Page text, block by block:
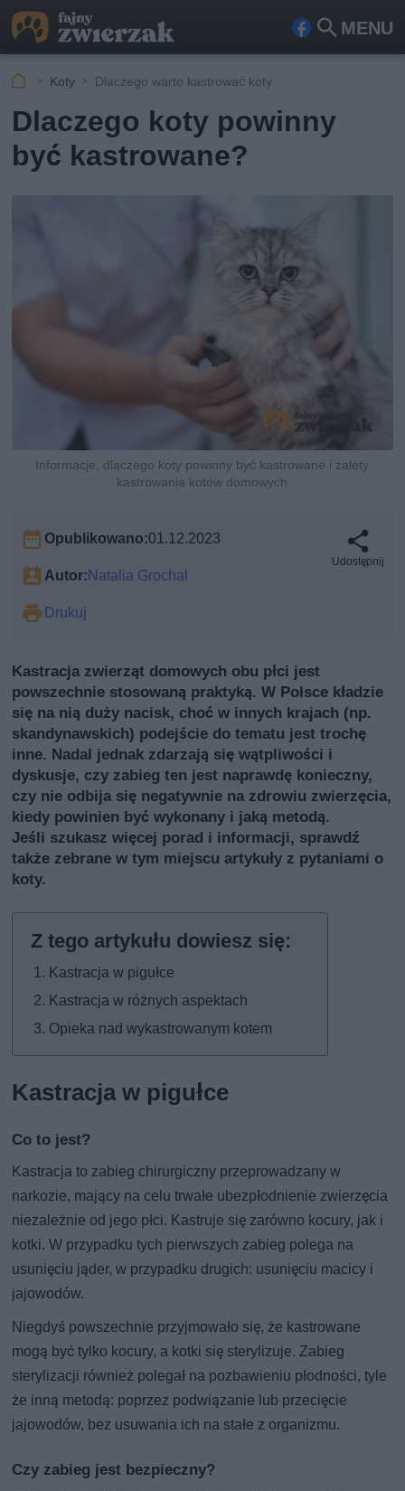
MENU
Fa Szu
Koty Dlaczego warto kastrować koty
Dlaczego koty powinny
być kastrowane?
Informacje, dlaczego koty powinny być kastrowane i zalety
kastrowania kotów domowych
Opublikowano:01.12.2023
Autor:Natalia Grochal
Drukuj
Udostępnij
Kastracja zwierząt domowych obu płci jest
powszechnie stosowaną praktyką. W Polsce kładzie
się na nią duży nacisk, choć w innych krajach (np.
skandynawskich) podejście do tematu jest trochę
inne. Nadal jednak zdarzają się wątpliwości i
dyskusje, czy zabieg ten jest naprawdę konieczny,
czy nie odbija się negatywnie na zdrowiu zwierzęcia,
kiedy powinien być wykonany i jaką metodą.
Jeśli szukasz więcej porad i informacji, sprawdź
także zebrane w tym miejscu artykuły z pytaniami o
koty.
Kastracja w pigułce
Kastracja w różnych aspektach
Opieka nad wykastrowanym kotem
Kastracja w pigułce
Co to jest?
Kastracja to zabieg chirurgiczny przeprowadzany w
narkozie, mający na celu trwałe ubezpłodnienie zwierzęcia
niezależnie od jego płci. Kastruje się zarówno kocury, jak i
kotki. W przypadku tych pierwszych zabieg polega na
usunięciu jąder, w przypadku drugich: usunięciu macicy i
jajowodów.
Niegdyś powszechnie przyjmowało się, że kastrowane
mogą być tylko kocury, a kotki się sterylizuje. Zabieg
sterylizacji również polegał na pozbawieniu płodności, tyle
że inną metodą: poprzez podwiązanie lub przecięcie
jajowodów, bez usuwania ich na stałe z organizmu.
Czy zabieg jest bezpieczny?